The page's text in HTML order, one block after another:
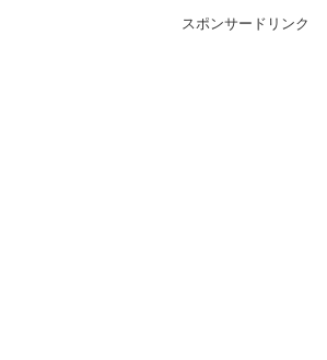
スポンサードリンク